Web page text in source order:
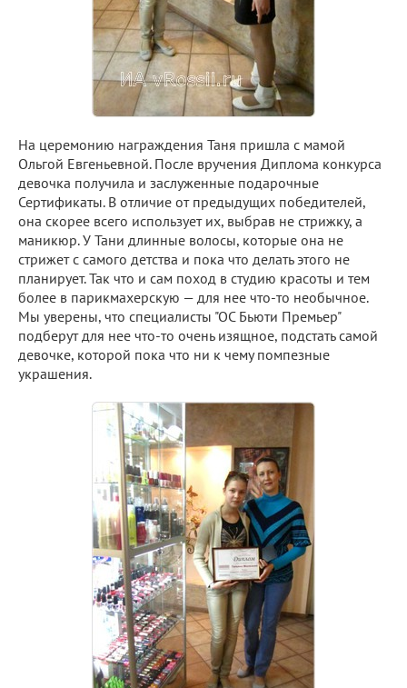
На церемонию награждения Таня пришла с мамой
Ольгой Евгеньевной. После вручения Диплома конкурса
девочка получила и заслуженные подарочные
Сертификаты. В отличие от предыдущих победителей,
она скорее всего использует их, выбрав не стрижку, а
маникюр. У Тани длинные волосы, которые она не
стрижет с самого детства и пока что делать этого не
планирует. Так что и сам поход в студию красоты и тем
более в парикмахерскую — для нее что-то необычное.
Мы уверены, что специалисты "ОС Бьюти Премьер"
подберут для нее что-то очень изящное, подстать самой
девочке, которой пока что ни к чему помпезные
украшения.